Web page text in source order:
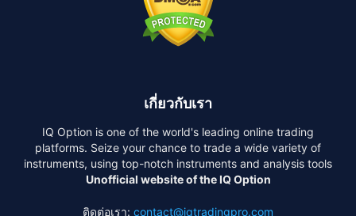
เกี่ยวกับเรา
IQ Option is one of the world's leading online trading
platforms. Seize your chance to trade a wide variety of
instruments, using top-notch instruments and analysis tools
Unofficial website of the IQ Option
ติดต่อเรา: contact@iqtradingpro.com